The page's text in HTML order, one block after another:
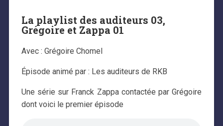
La playlist des auditeurs 03,
Grégoire et Zappa 01
Avec : Grégoire Chomel
Épisode animé par : Les auditeurs de RKB
Une série sur Franck Zappa contactée par Grégoire
dont voici le premier épisode